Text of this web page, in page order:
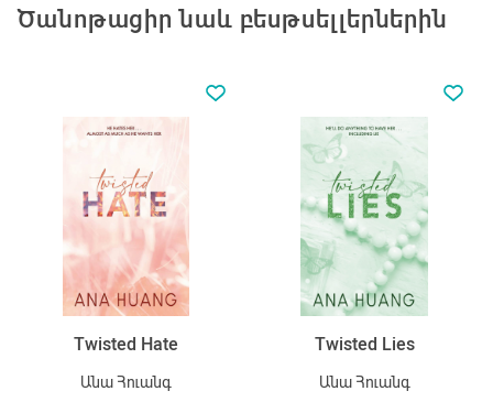
Ծանոթացիր նաև բեսթսելլերներին
Twisted Hate
Անա Հուանգ
Twisted Lies
Անա Հուանգ